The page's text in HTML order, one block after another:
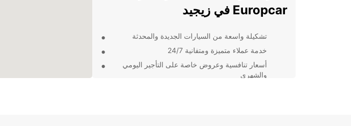
Europcar في زيجيد
تشكيلة واسعة من السيارات الجديدة والمحدثة
خدمة عملاء متميزة ومتفانية 24/7
أسعار تنافسية وعروض خاصة على التأجير اليومي
والشهري